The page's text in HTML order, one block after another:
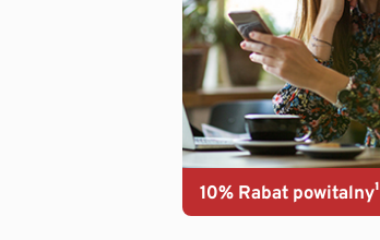
10% Rabat powitalny¹